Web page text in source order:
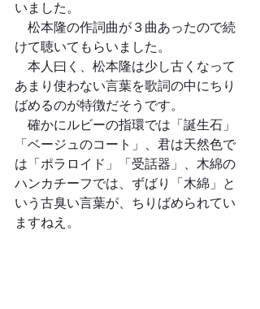
いました。
松本隆の作詞曲が３曲あったので続
けて聴いてもらいました。
本人曰く、松本隆は少し古くなって
あまり使わない言葉を歌詞の中にちり
ばめるのが特徴だそうです。
確かにルビーの指環では「誕生石」
「ベージュのコート」、君は天然色で
は「ポラロイド」「受話器」、木綿の
ハンカチーフでは、ずばり「木綿」と
いう古臭い言葉が、ちりばめられてい
ますねえ。